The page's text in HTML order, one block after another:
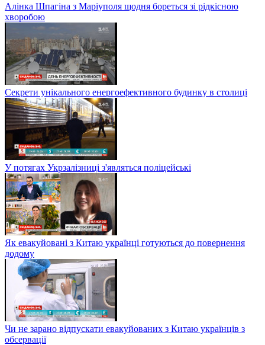
Алінка Шпагіна з Маріуполя щодня бореться зі рідкісною
хворобою
Секрети унікального енергоефективного будинку в столиці
У потягах Укрзалізниці з'являться поліцейські
Як евакуйовані з Китаю українці готуються до повернення
додому
Чи не зарано відпускати евакуйованих з Китаю українців з
обсервації